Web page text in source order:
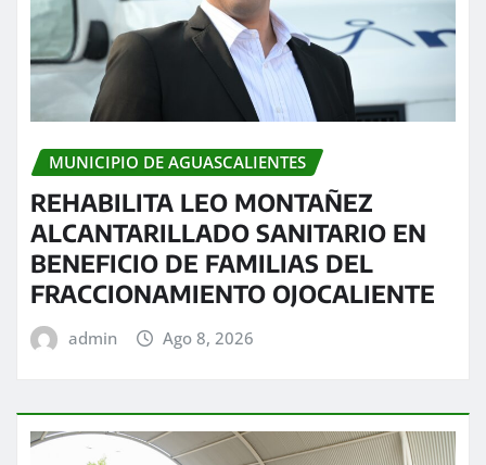
MUNICIPIO DE AGUASCALIENTES
REHABILITA LEO MONTAÑEZ
ALCANTARILLADO SANITARIO EN
BENEFICIO DE FAMILIAS DEL
FRACCIONAMIENTO OJOCALIENTE
admin Ago 8, 2026